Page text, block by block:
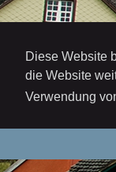
Diese Website
die Website
Verwendung